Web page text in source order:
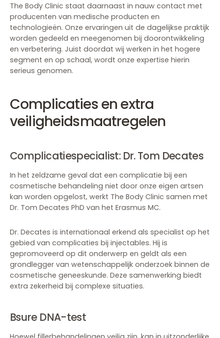
The Body Clinic staat daarnaast in nauw contact met
producenten van medische producten en
technologieën. Onze ervaringen uit de dagelijkse praktijk
worden gedeeld en meegenomen bij doorontwikkeling
en verbetering. Juist doordat wij werken in het hogere
segment en op schaal, wordt onze expertise hierin
serieus genomen.
Complicaties en extra
veiligheidsmaatregelen
Complicatiespecialist: Dr. Tom Decates
In het zeldzame geval dat een complicatie bij een
cosmetische behandeling niet door onze eigen artsen
kan worden opgelost, werkt The Body Clinic samen met
Dr. Tom Decates PhD van het Erasmus MC.
Dr. Decates is internationaal erkend als specialist op het
gebied van complicaties bij injectables. Hij is
gepromoveerd op dit onderwerp en geldt als een
grondlegger van wetenschappelijk onderzoek binnen de
cosmetische geneeskunde. Deze samenwerking biedt
extra zekerheid bij complexe situaties.
Bsure DNA-test